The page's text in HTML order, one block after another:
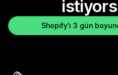
Shopify'ı 3 gün